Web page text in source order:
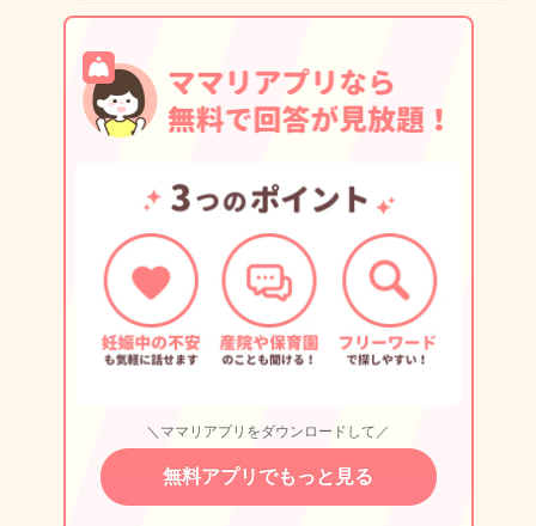
＼ママリアプリをダウンロードして／
無料アプリでもっと見る